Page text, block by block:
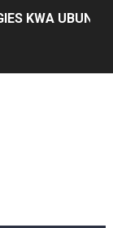
KWA
WA
UCHUMI WA